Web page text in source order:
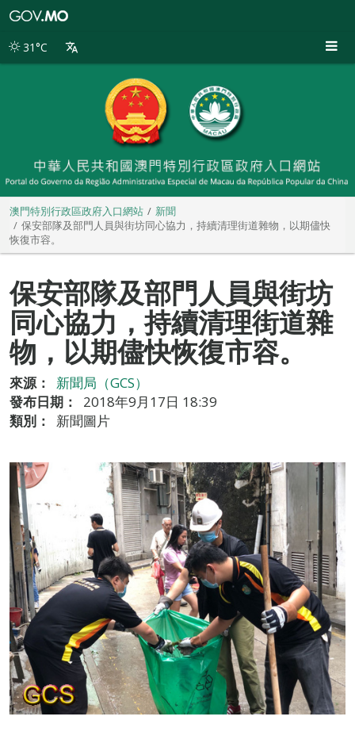
別
31°C
澳門特別行政區政府入口網站
新聞
保安部隊及部門人員與街坊同心協力，持續清理街道雜物，以期儘快
恢復市容。
保安部隊及部門人員與街坊
同心協力，持續清理街道雜
物，以期儘快恢復市容。
來源：
新聞局（GCS）
發布日期：
2018年9月17日 18:39
類別：
新聞圖片